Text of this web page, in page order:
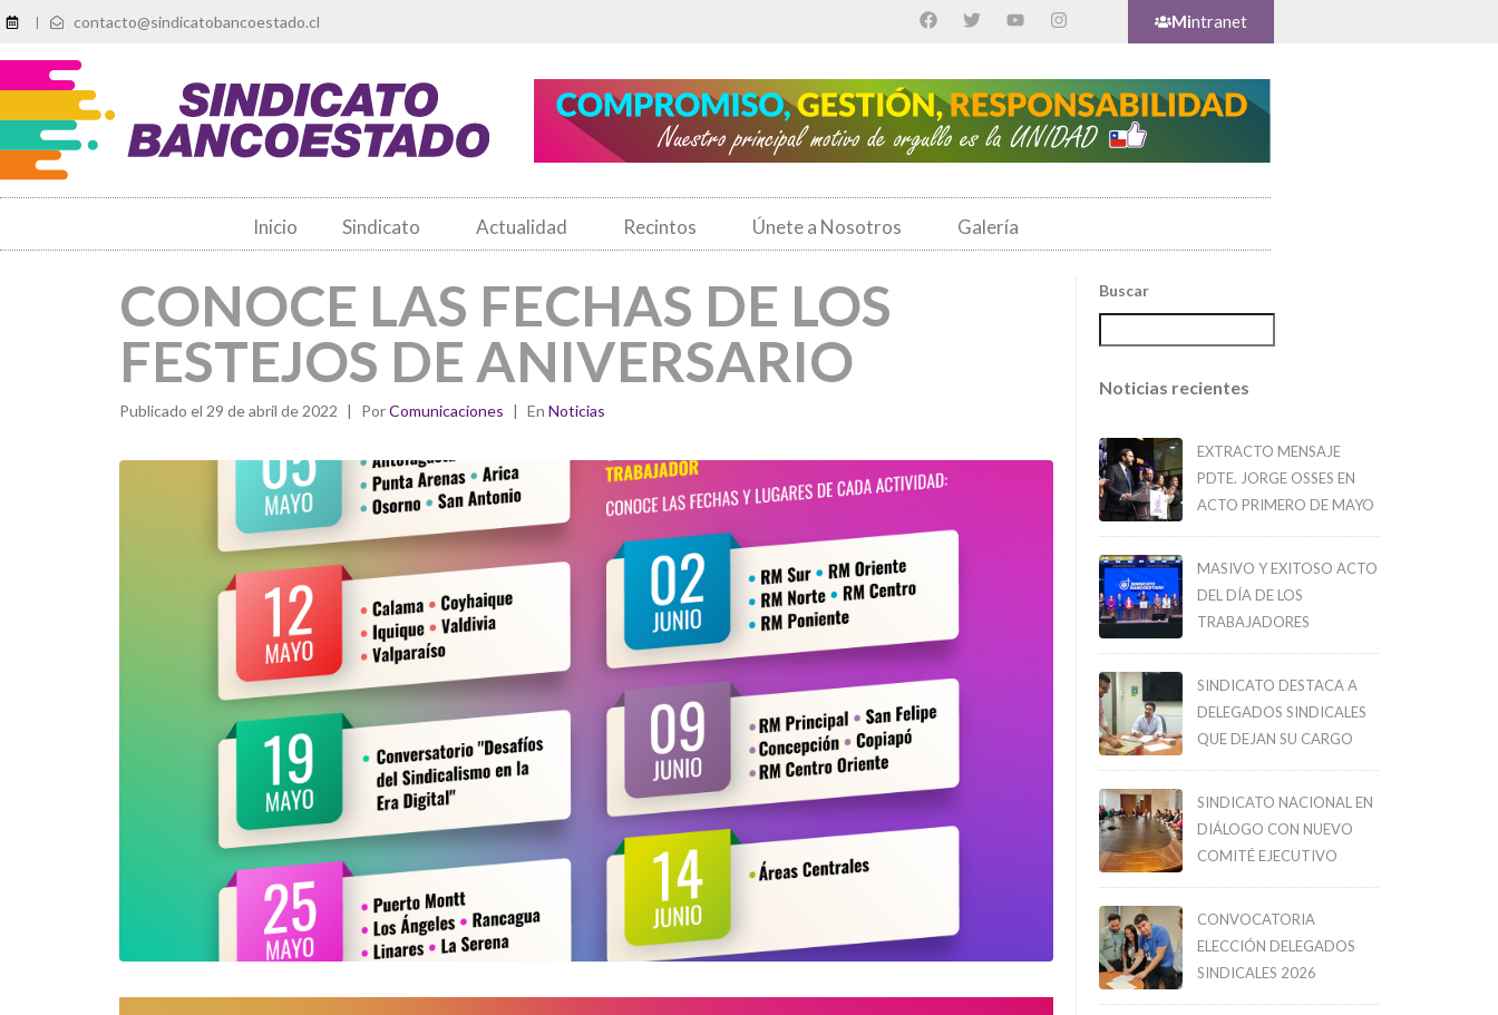
| contacto@sindicatobancoestado.cl Mintranet
Inicio Sindicato Actualidad Recintos Únete a Nosotros Galería
CONOCE LAS FECHAS DE LOS
FESTEJOS DE ANIVERSARIO
Publicado el 29 de abril de 2022 PorComunicaciones En Noticias
Buscar
Noticias recientes
EXTRACTO MENSAJE
PDTE. JORGE OSSES EN
ACTO PRIMERO DE MAYO
MASIVO Y EXITOSO ACTO
DEL DÍA DE LOS
TRABAJADORES
SINDICATO DESTACA A
DELEGADOS SINDICALES
QUE DEJAN SU CARGO
SINDICATO NACIONAL EN
DIÁLOGO CON NUEVO
COMITÉ EJECUTIVO
CONVOCATORIA
ELECCIÓN DELEGADOS
SINDICALES 2026